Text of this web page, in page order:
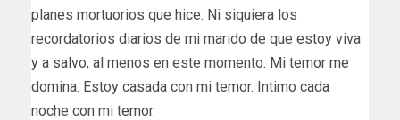
planes mortuorios que hice. Ni siquiera los
recordatorios diarios de mi marido de que estoy viva
y a salvo, al menos en este momento. Mi temor me
domina. Estoy casada con mi temor. Intimo cada
noche con mi temor.